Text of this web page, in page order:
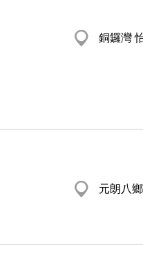
銅鑼灣
元朗八